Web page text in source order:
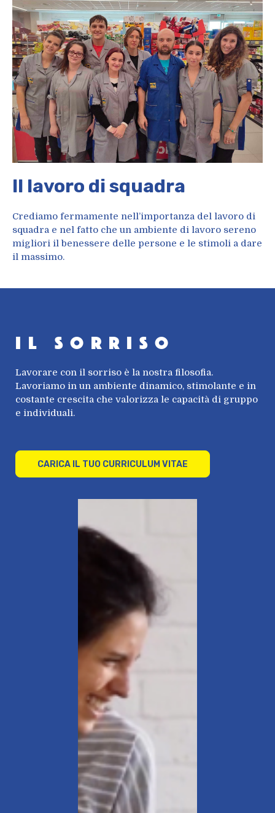
Il lavoro di squadra
Crediamo fermamente nell’importanza del lavoro di
squadra e nel fatto che un ambiente di lavoro sereno
migliori il benessere delle persone e le stimoli a dare
il massimo.
Il sorriso
Lavorare con il sorriso è la nostra filosofia.
Lavoriamo in un ambiente dinamico, stimolante e in
costante crescita che valorizza le capacità di gruppo
e individuali.
CARICA IL TUO CURRICULUM VITAE